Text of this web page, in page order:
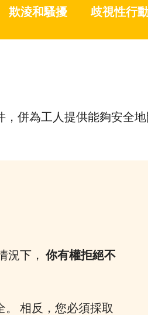
欺淩和騷擾 歧視性行
併為工人提供能夠安全地
況下，你有權拒絕不
相反，您必須採取